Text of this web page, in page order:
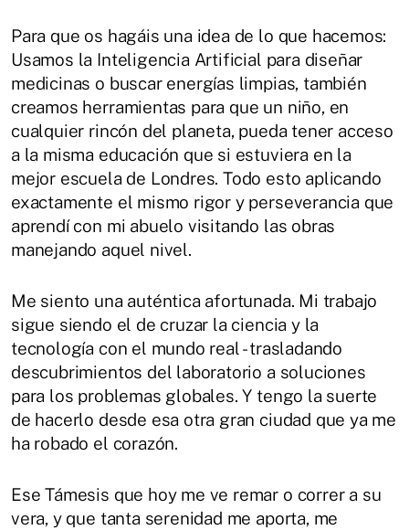
Para que os hagáis una idea de lo que hacemos:
Usamos la Inteligencia Artificial para diseñar
medicinas o buscar energías limpias, también
creamos herramientas para que un niño, en
cualquier rincón del planeta, pueda tener acceso
a la misma educación que si estuviera en la
mejor escuela de Londres. Todo esto aplicando
exactamente el mismo rigor y perseverancia que
aprendí con mi abuelo visitando las obras
manejando aquel nivel.
Me siento una auténtica afortunada. Mi trabajo
sigue siendo el de cruzar la ciencia y la
tecnología con el mundo real - trasladando
descubrimientos del laboratorio a soluciones
para los problemas globales. Y tengo la suerte
de hacerlo desde esa otra gran ciudad que ya me
ha robado el corazón.
Ese Támesis que hoy me ve remar o correr a su
vera, y que tanta serenidad me aporta, me